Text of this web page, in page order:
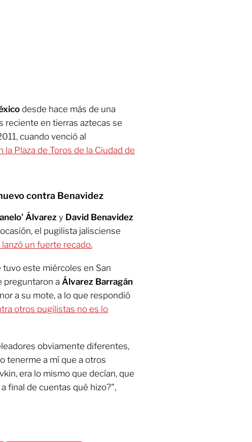
desde hace más de una
reciente en tierras aztecas se
cuando venció al
la Plaza de Toros de la Ciudad de
contra Benavidez
Álvarez y David Benavidez
el pugilista jalisciense
un fuerte recado.
este miércoles en San
preguntaron a Álvarez Barragán
a su mote, a lo que respondió
otros pugilistas no es lo
obviamente diferentes,
tenerme a mí que a otros
era lo mismo que decían, que
final de cuentas qué hizo?",